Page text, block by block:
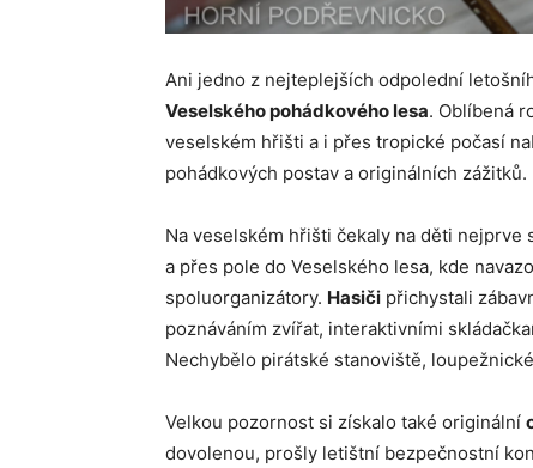
Ani jedno z nejteplejších odpolední
Veselského pohádkového lesa. Oblíbená
veselském hřišti a i přes tropické počasí
pohádkových postav a originálních zážitků.
Na veselském hřišti čekaly na děti
a přes pole do Veselského lesa, kde
spoluorganizátory. Hasiči přichystali
poznáváním zvířat, interaktivními
Nechybělo pirátské stanoviště,
Velkou pozornost si získalo také originální
dovolenou, prošly letištní bezpečnostní